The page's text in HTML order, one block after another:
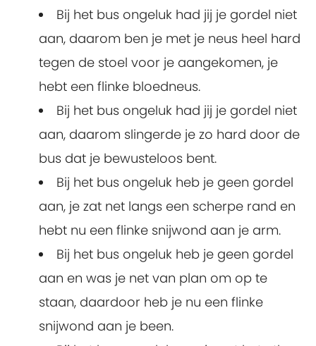
Bij het bus ongeluk had jij je gordel niet
aan, daarom ben je met je neus heel hard
tegen de stoel voor je aangekomen, je
hebt een flinke bloedneus.
Bij het bus ongeluk had jij je gordel niet
aan, daarom slingerde je zo hard door de
bus dat je bewusteloos bent.
Bij het bus ongeluk heb je geen gordel
aan, je zat net langs een scherpe rand en
hebt nu een flinke snijwond aan je arm.
Bij het bus ongeluk heb je geen gordel
aan en was je net van plan om op te
staan, daardoor heb je nu een flinke
snijwond aan je been.